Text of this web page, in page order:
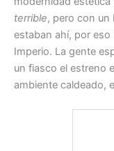
terrible, pero con un
estaban ahí, por eso
Imperio. La gente
un fiasco el estreno
ambiente caldeado,